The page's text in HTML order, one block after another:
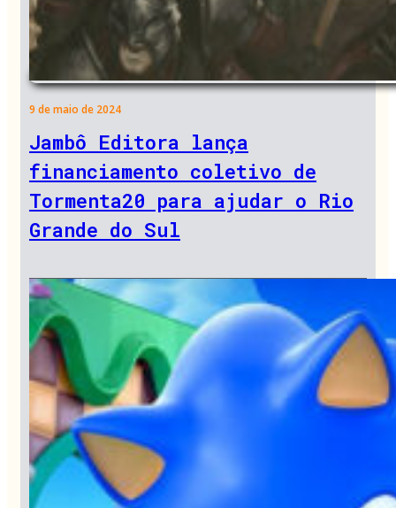
9 de maio de 2024
Jambô Editora lança
financiamento coletivo de
Tormenta20 para ajudar o Rio
Grande do Sul